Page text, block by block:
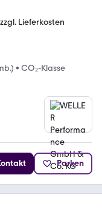
Lieferkosten
• CO₂-Klasse
Parken